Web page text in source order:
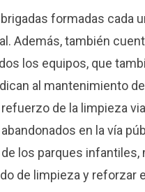
formadas cada
Además, también
los equipos, que
al mantenimiento
de la limpieza
en la vía
los parques
de limpieza y reforzar